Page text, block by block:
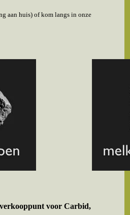
aan huis) of kom langs in onze
voorCarbid,